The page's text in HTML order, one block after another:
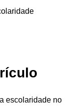
escolaridade no